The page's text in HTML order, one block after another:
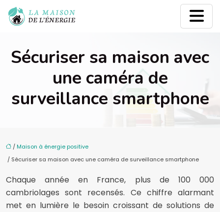
Sécuriser sa maison avec
une caméra de
surveillance smartphone
/Maison à énergie positive
/ Sécuriser sa maison avec une caméra de surveillance smartphone
Chaque année en France, plus de 100 000
cambriolages sont recensés. Ce chiffre alarmant
met en lumière le besoin croissant de solutions de